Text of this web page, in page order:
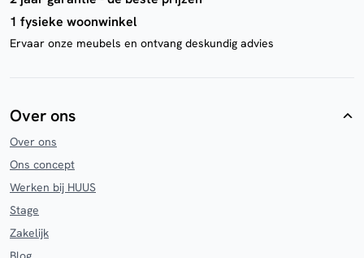
1 fysieke woonwinkel
Ervaar onze meubels en ontvang deskundig advies
Over ons
Over ons
Ons concept
Werken bij HUUS
Stage
Zakelijk